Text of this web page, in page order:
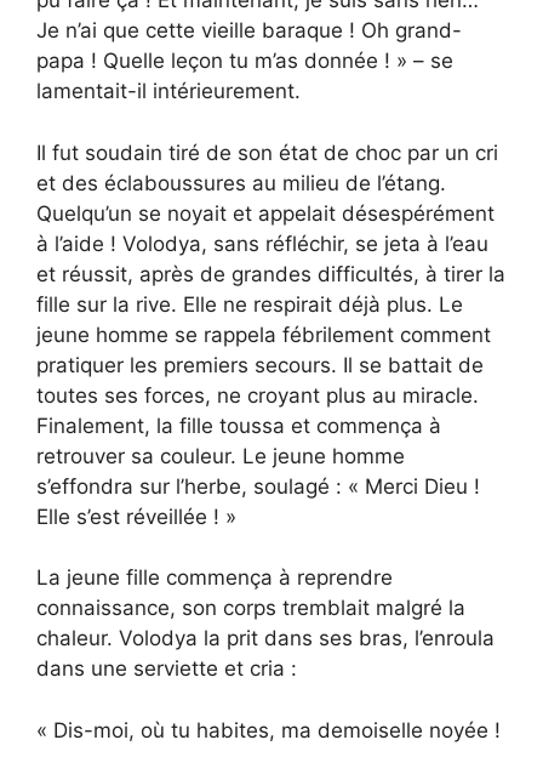
Je n’ai que cette vieille baraque ! Oh grand-
papa ! Quelle leçon tu m’as donnée ! » – se
lamentait-il intérieurement.
Il fut soudain tiré de son état de choc par un cri
et des éclaboussures au milieu de l’étang.
Quelqu’un se noyait et appelait désespérément
à l’aide ! Volodya, sans réfléchir, se jeta à l’eau
et réussit, après de grandes difficultés, à tirer la
fille sur la rive. Elle ne respirait déjà plus. Le
jeune homme se rappela fébrilement comment
pratiquer les premiers secours. Il se battait de
toutes ses forces, ne croyant plus au miracle.
Finalement, la fille toussa et commença à
retrouver sa couleur. Le jeune homme
s’effondra sur l’herbe, soulagé : « Merci Dieu !
Elle s’est réveillée ! »
La jeune fille commença à reprendre
connaissance, son corps tremblait malgré la
chaleur. Volodya la prit dans ses bras, l’enroula
dans une serviette et cria :
« Dis-moi, où tu habites, ma demoiselle noyée !